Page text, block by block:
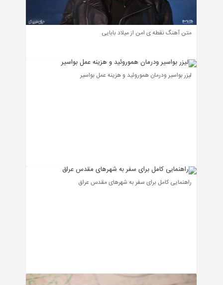
متن آهنگ نقطه ی امن از میلاد بابایی
لیزر بواسیر ودرمان هموروئید و هزینه عمل بواسیر
راهنمایی کامل برای سفر به شهرهای مقدس عراق